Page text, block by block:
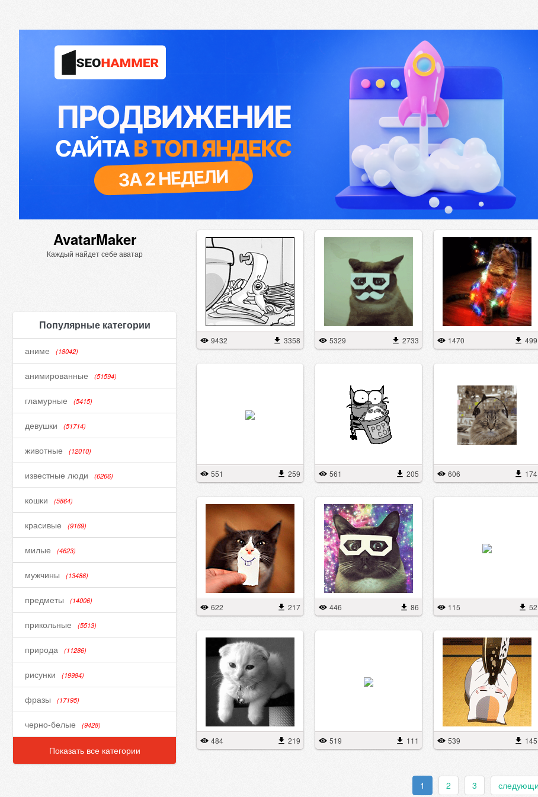
AvatarMaker
Каждый найдет себе аватар
Популярные категории
аниме (18042)
анимированные (51594)
гламурные (5415)
девушки (51714)
животные (12010)
известные люди (6266)
кошки (5864)
красивые (9169)
милые (4623)
мужчины (13486)
предметы (14006)
прикольные (5513)
природа (11286)
рисунки (19984)
фразы (17195)
черно-белые (9428)
Показать все категории
9432 3358 5329 2733 1470 499
551 259 561 205 606 174
622 217 446 86 115 52
484 219 519 111 539 145
1 2 3